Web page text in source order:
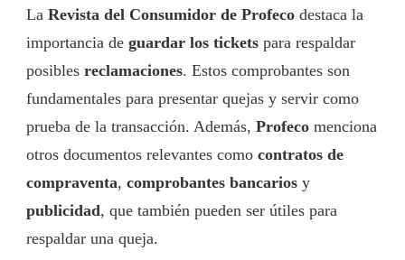
La Revista del Consumidor de Profeco destaca la
importancia de guardar los tickets para respaldar
posibles reclamaciones. Estos comprobantes son
fundamentales para presentar quejas y servir como
prueba de la transacción. Además, Profeco menciona
otros documentos relevantes como contratos de
compraventa, comprobantes bancarios y
publicidad, que también pueden ser útiles para
respaldar una queja.